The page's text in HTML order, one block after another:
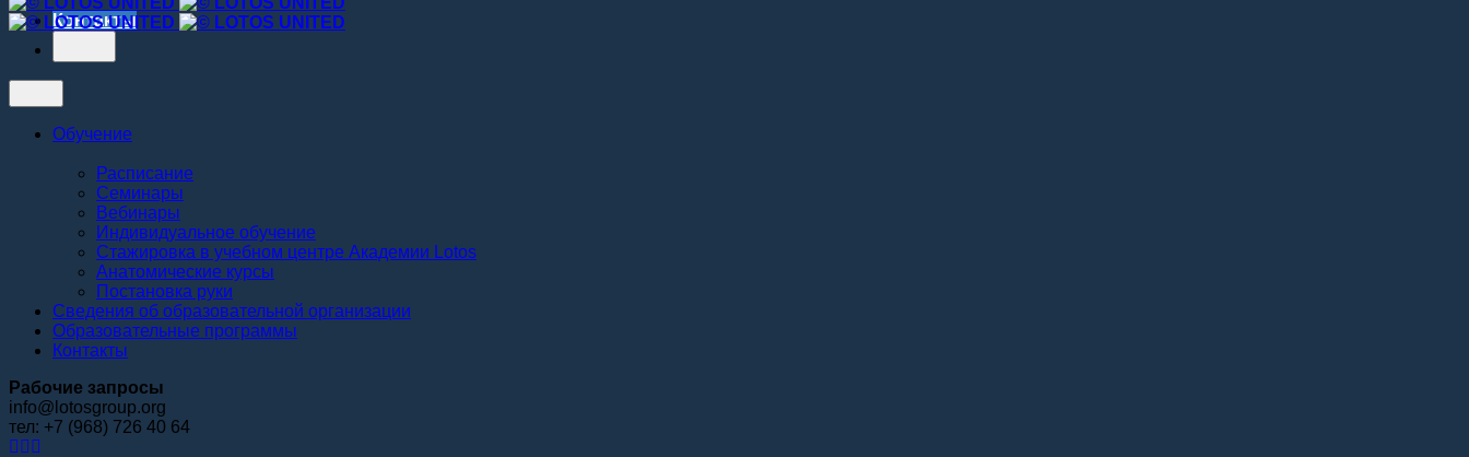
Контакты
Обучение
Расписание
Семинары
Вебинары
Индивидуальное обучение
Стажировка в учебном центре Академии Lotos
Анатомические курсы
Постановка руки
Сведения об образовательной организации
Образовательные программы
Контакты
Рабочие запросы
info@lotosgroup.org
тел: +7 (968) 726 40 64